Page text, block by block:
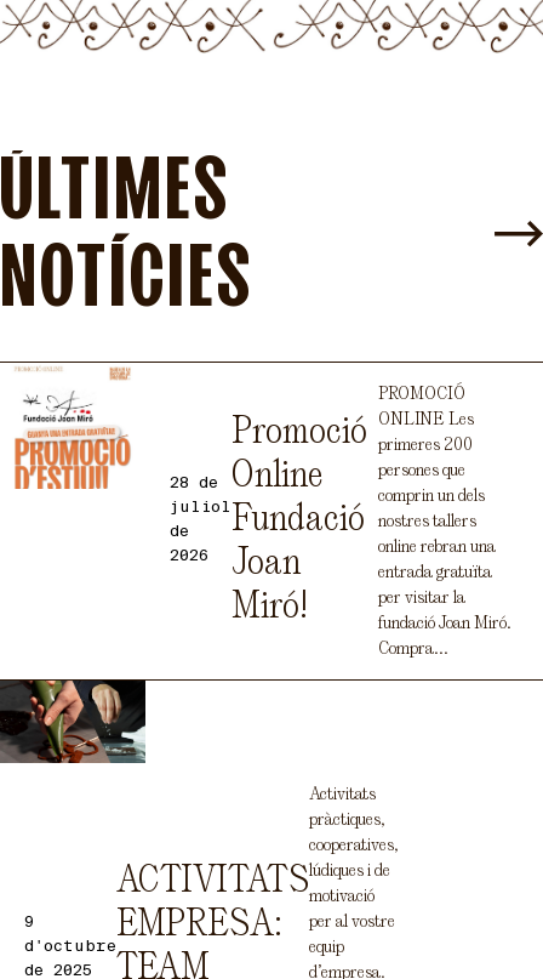
ÚLTIMES
NOTÍCIES
28 de
juliol
de
2026
Promoció
Online
Fundació
Joan
Miró!
PROMOCIÓ
ONLINE Les
primeres 200
persones que
comprin un dels
nostres tallers
online rebran una
entrada gratuïta
per visitar la
fundació Joan Miró.
Compra...
9
d'octubre
de 2025
ACTIVITATS
EMPRESA:
TEAM
Activitats
pràctiques,
cooperatives,
lúdiques i de
motivació
per al vostre
equip
d’empresa.